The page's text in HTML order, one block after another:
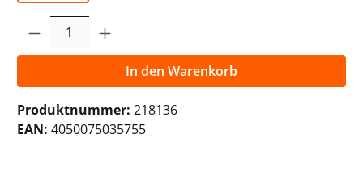
Produkt Anzahl: Gib den gewünschten
In den Warenkorb
Produktnummer: 218136
EAN: 4050075035755